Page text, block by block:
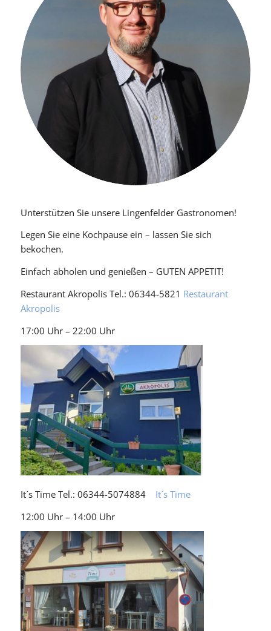
Unterstützen Sie unsere Lingenfelder Gastronomen!
Legen Sie eine Kochpause ein – lassen Sie sich
bekochen.
Einfach abholen und genießen – GUTEN APPETIT!
Restaurant Akropolis Tel.: 06344-5821 Restaurant
Akropolis
17:00 Uhr – 22:00 Uhr
It´s Time Tel.: 06344-5074884 It´s Time
12:00 Uhr – 14:00 Uhr